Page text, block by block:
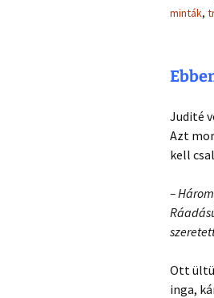
minták,
Judité
Azt
kell
–
Ott
inga,